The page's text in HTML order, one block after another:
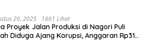
20, 2025 1661 Lihat
Proyek Jalan Produksi di Nagori Puli
Diduga Ajang Korupsi, Anggaran Rp314